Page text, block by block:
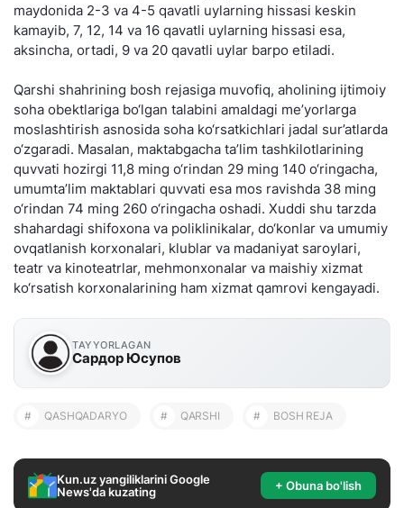
maydonida 2-3 va 4-5 qavatli uylarning hissasi keskin
kamayib, 7, 12, 14 va 16 qavatli uylarning hissasi esa,
aksincha, ortadi, 9 va 20 qavatli uylar barpo etiladi.
Qarshi shahrining bosh rejasiga muvofiq, aholining ijtimoiy
soha obektlariga bo‘lgan talabini amaldagi me’yorlarga
moslashtirish asnosida soha ko‘rsatkichlari jadal sur’atlarda
o‘zgaradi. Masalan, maktabgacha ta’lim tashkilotlarining
quvvati hozirgi 11,8 ming o‘rindan 29 ming 140 o‘ringacha,
umumta’lim maktablari quvvati esa mos ravishda 38 ming
o‘rindan 74 ming 260 o‘ringacha oshadi. Xuddi shu tarzda
shahardagi shifoxona va poliklinikalar, do‘konlar va umumiy
ovqatlanish korxonalari, klublar va madaniyat saroylari,
teatr va kinoteatrlar, mehmonxonalar va maishiy xizmat
ko‘rsatish korxonalarining ham xizmat qamrovi kengayadi.
TAYYORLAGAN
Сардор Юсупов
# QASHQADARYO # QARSHI # BOSH REJA
Kun.uz yangiliklarini Google
News'da kuzating
+ Obuna bo'lish